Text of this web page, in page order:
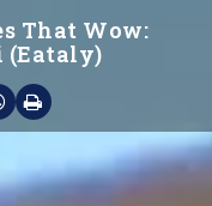
That Wow:
(Eataly)